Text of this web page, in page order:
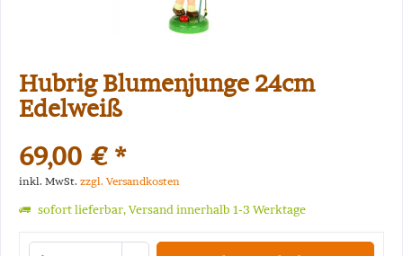
Hubrig Blumenjunge 24cm
Edelweiß
69,00 € *
inkl. MwSt. zzgl. Versandkosten
sofort lieferbar, Versand innerhalb 1-3 Werktage